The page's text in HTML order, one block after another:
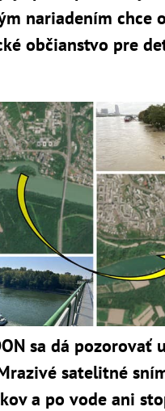
nariadením chce
občianstvo pre
sa dá pozorovať
satelitné
a po vode ani